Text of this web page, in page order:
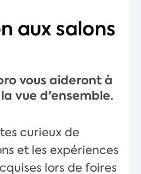
aux salons
vous aideront à
vue d'ensemble.
curieux de
et les expériences
lors de foires